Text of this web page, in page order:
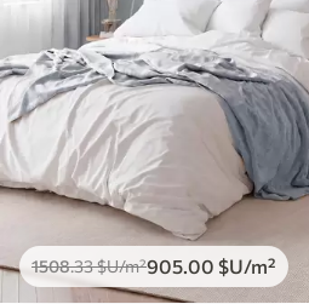
1508.33$U/m²905.00 $U/m²